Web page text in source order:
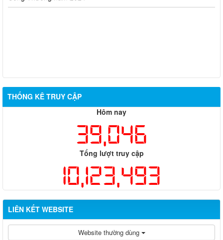
THỐNG KÊ TRUY CẬP
Hôm nay
39,046
Tổng lượt truy cập
10,123,493
LIÊN KẾT WEBSITE
Website thường dùng